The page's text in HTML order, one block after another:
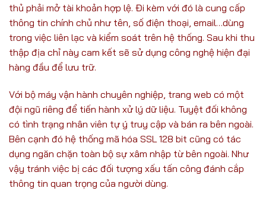
thủ phải mở tài khoản hợp lệ. Đi kèm với đó là cung cấp
thông tin chính chủ như tên, số điện thoại, email…dùng
trong việc liên lạc và kiểm soát trên hệ thống. Sau khi thu
thập địa chỉ này cam kết sẽ sử dụng công nghệ hiện đại
hàng đầu để lưu trữ.
Với bộ máy vận hành chuyên nghiệp, trang web có một
đội ngũ riêng để tiến hành xử lý dữ liệu. Tuyệt đối không
có tình trạng nhân viên tự ý truy cập và bán ra bên ngoài.
Bên cạnh đó hệ thống mã hóa SSL 128 bit cũng có tác
dụng ngăn chặn toàn bộ sự xâm nhập từ bên ngoài. Như
vậy tránh việc bị các đối tượng xấu tấn công đánh cắp
thông tin quan trọng của người dùng.